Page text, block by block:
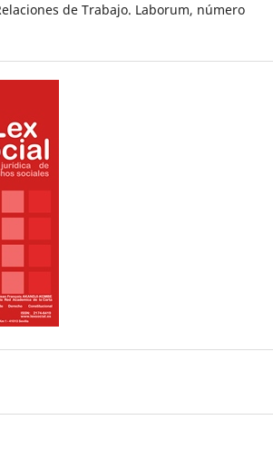
de Trabajo. Laborum, número